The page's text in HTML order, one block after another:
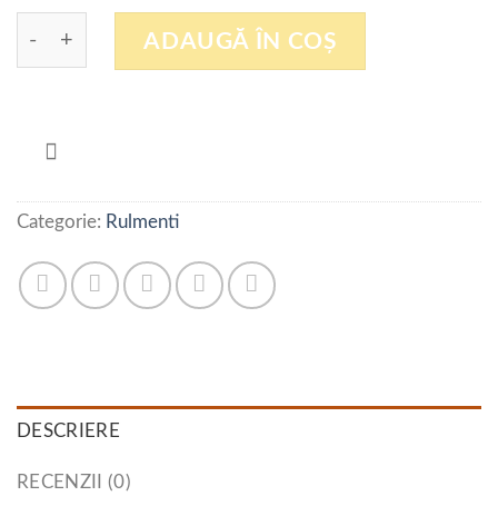
Cantitate HK1512 , NTN , JAPAN
ADAUGĂ ÎN COȘ
Categorie: Rulmenti
DESCRIERE
RECENZII (0)